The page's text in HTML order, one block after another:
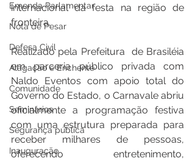
Emenda Parlamentar
Nota de Pesar
Defesa Civil
Alagação e Enchente
Comunidade
Seminários
Segurança pública
Inauguração
internacional da festa na região de
fronteira.
Realizado pela Prefeitura  de Brasiléia
em parceria público privada com
Naldo Eventos com apoio total do
Governo do Estado, o Carnavale abriu
oficialmente a programação festiva
com uma estrutura preparada para
receber milhares de pessoas,
oferecendo entretenimento,